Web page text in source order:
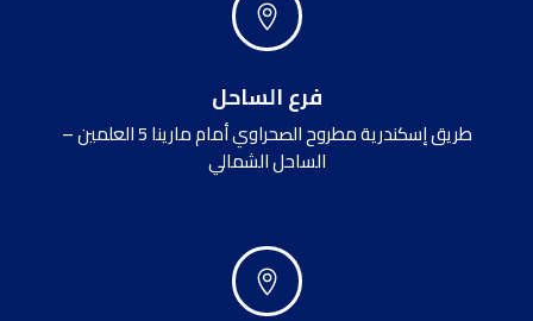

فرع الساحل
طريق إسكندرية مطروح الصحراوي أمام مارينا 5 العلمين –
الساحل الشمالي
